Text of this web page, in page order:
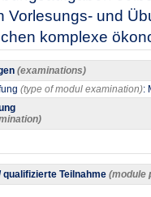
Vorlesungs- und
komplexe
(examinations)
(type of modul examination):
Teilnahme (module